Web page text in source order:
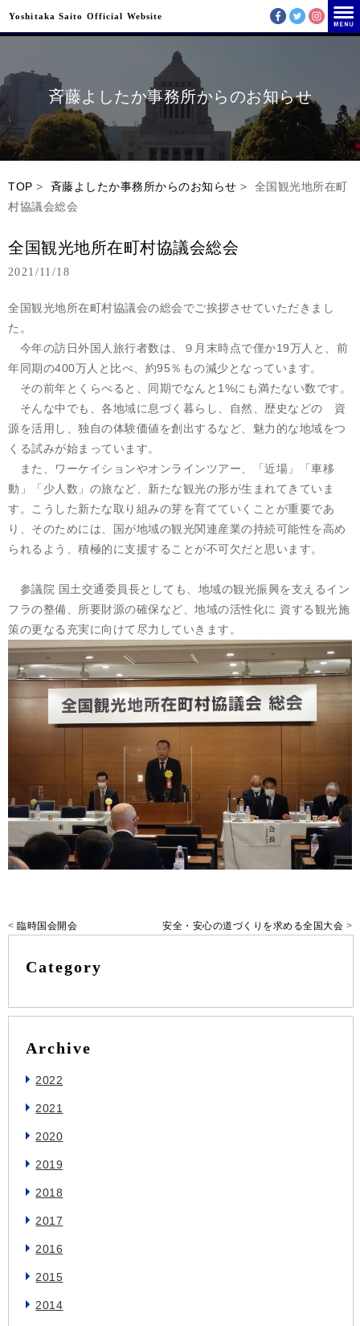
Yoshitaka Saito Official Website
斉藤よしたか事務所からのお知らせ
TOP > 斉藤よしたか事務所からのお知らせ > 全国観光地所在町
村協議会総会
全国観光地所在町村協議会総会
2021/11/18
全国観光地所在町村協議会の総会でご挨拶させていただきまし
た。
今年の訪日外国人旅行者数は、９月末時点で僅か19万人と、前
年同期の400万人と比べ、約95％もの減少となっています。
その前年とくらべると、同期でなんと1%にも満たない数です。
そんな中でも、各地域に息づく暮らし、自然、歴史などの 資
源を活用し、独自の体験価値を創出するなど、魅力的な地域をつ
くる試みが始まっています。
また、ワーケイションやオンラインツアー、「近場」「車移
動」「少人数」の旅など、新たな観光の形が生まれてきていま
す。こうした新たな取り組みの芽を育てていくことが重要であ
り、そのためには、国が地域の観光関連産業の持続可能性を高め
られるよう、積極的に支援することが不可欠だと思います。
参議院 国土交通委員長としても、地域の観光振興を支えるイン
フラの整備、所要財源の確保など、地域の活性化に 資する観光施
策の更なる充実に向けて尽力していきます。
< 臨時国会開会 安全・安心の道づくりを求める全国大会 >
Category
Archive
2022
2021
2020
2019
2018
2017
2016
2015
2014